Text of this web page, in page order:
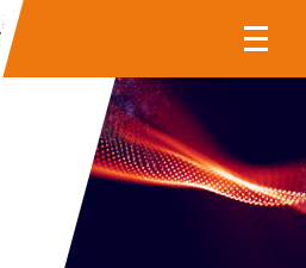
株式会社インティメート・マー